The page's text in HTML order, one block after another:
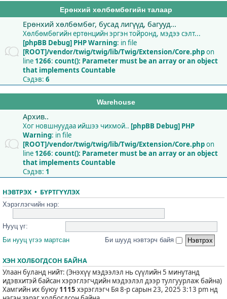
Ерөнхий хөлбөмбөгийн талаар
Ерөнхий хөлбөмбөг, бусад лигүүд, багууд...
Хөлбөмбөгийн ертөнцийн эргэн тойронд, мэдээ сэлт...
[phpBB Debug] PHP Warning: in file
[ROOT]/vendor/twig/twig/lib/Twig/Extension/Core.phpon
line 1266: count(): Parameter must be an array or an object
that implements Countable
Сэдэв: 6
Warehouse
Архив..
Хог новшнуудаа ийшээ чихмой.. [phpBB Debug] PHP
Warning: in file
[ROOT]/vendor/twig/twig/lib/Twig/Extension/Core.phpon
line 1266: count(): Parameter must be an array or an object
that implements Countable
Сэдэв: 1
НЭВТРЭХ• БҮРТГҮҮЛЭХ
Хэрэглэгчийн нэр:
Нууц үг:
Би нууц үгээ мартсан
Би шууд нэвтэрч байя
ХЭН ХОЛБОГДСОН БАЙНА
Улаан буланд нийт: (Энэхүү мэдээлэл нь сүүлийн 5 минутанд
идэвхитэй байсан хэрэглэгчдийн мэдээлэл дээр тулгуурлаж байна)
Хамгийн их буюу 1115 хэрэглэгч Бя 8-р сарын 23, 2025 3:13 pm нд